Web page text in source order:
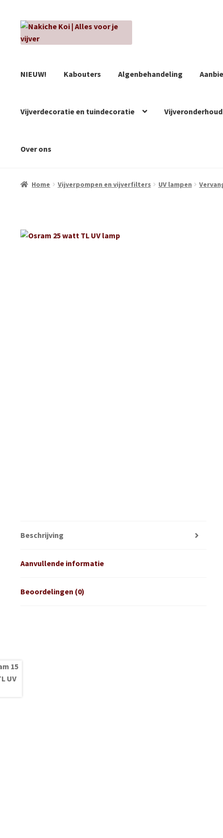
Ga
door
Ga
naar
NIEUW! Kabouters Algenbehandeling
Vijverdecoratie en tuindecoratie Vijveronderhoud
Over ons
Home Vijverpompen en vijverfilters UV lampen
Beschrijving
Aanvullende informatie
Beoordelingen (0)